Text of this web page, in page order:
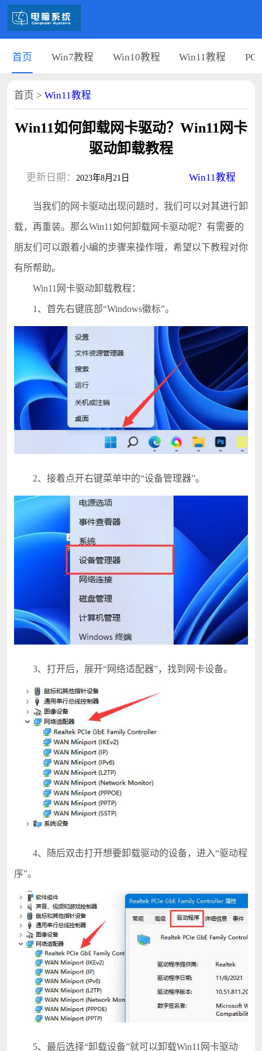
首页 Win7教程 Win10教程 Win11教程 PC
首页 > Win11教程
Win11如何卸载网卡驱动？Win11网卡
驱动卸载教程
更新日期： 2023年8月21日 Win11教程
当我们的网卡驱动出现问题时，我们可以对其进行卸
载，再重装。那么Win11如何卸载网卡驱动呢？有需要的
朋友们可以跟着小编的步骤来操作哦，希望以下教程对你
有所帮助。
Win11网卡驱动卸载教程：
1、首先右键底部“Windows徽标”。
2、接着点开右键菜单中的“设备管理器”。
3、打开后，展开“网络适配器”，找到网卡设备。
4、随后双击打开想要卸载驱动的设备，进入“驱动程
序”。
5、最后选择“卸载设备”就可以卸载Win11网卡驱动